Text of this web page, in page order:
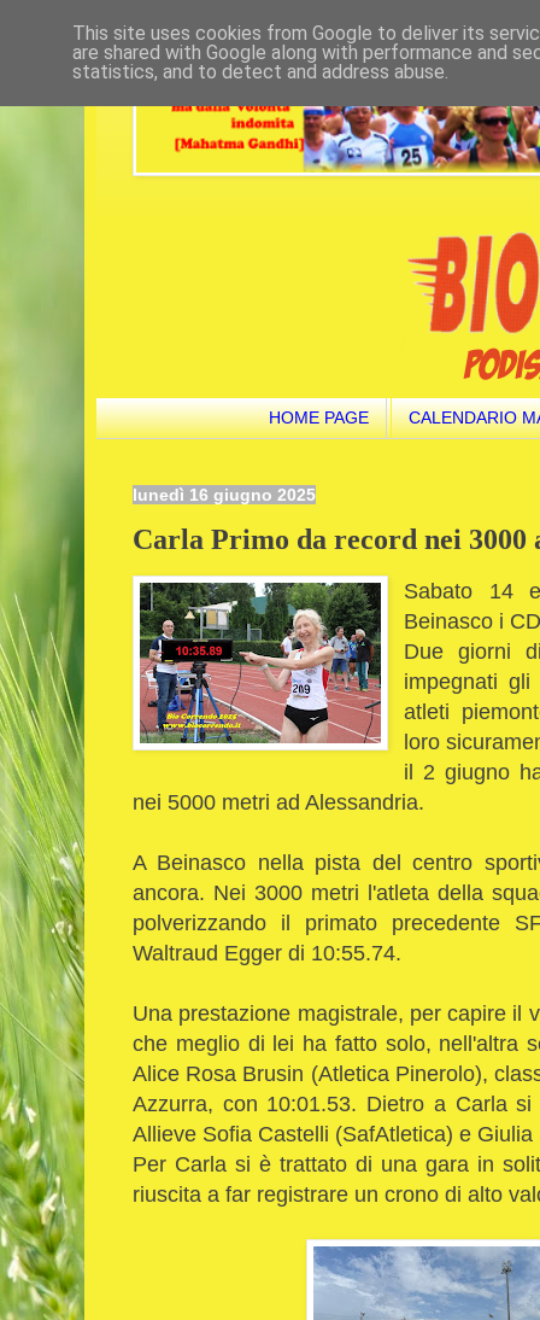
HOME PAGE CALENDARIO
lunedì 16 giugno 2025
Carla Primo da record nei 3000
Sabato 14
Beinasco i
Due giorni
impegnati
atleti
loro
il 2 giugno
nei 5000 metri ad Alessandria.
A Beinasco nella pista del centro
ancora. Nei 3000 metri l'atleta della
polverizzando il primato precedente
Waltraud Egger di 10:55.74.
Una prestazione magistrale, per capire il
che meglio di lei ha fatto solo, nell'altra
Alice Rosa Brusin (Atletica Pinerolo),
Azzurra, con 10:01.53. Dietro a Carla
Allieve Sofia Castelli (SafAtletica) e
Per Carla si è trattato di una gara in
riuscita a far registrare un crono di alto
This site uses cookies from Google to deliver its
are shared with Google along with performance and
statistics, and to detect and address abuse.